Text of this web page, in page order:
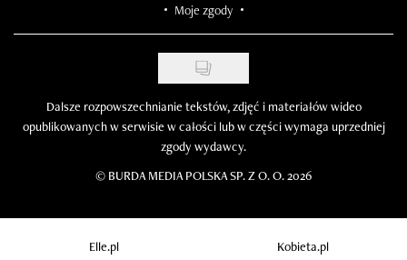
Moje zgody
Dalsze rozpowszechnianie tekstów, zdjęć i materiałów wideo
opublikowanych w serwisie w całości lub w części wymaga uprzedniej
zgody wydawcy.
© BURDA MEDIA POLSKA SP. Z O. O. 2026
Elle.pl
Kobieta.pl